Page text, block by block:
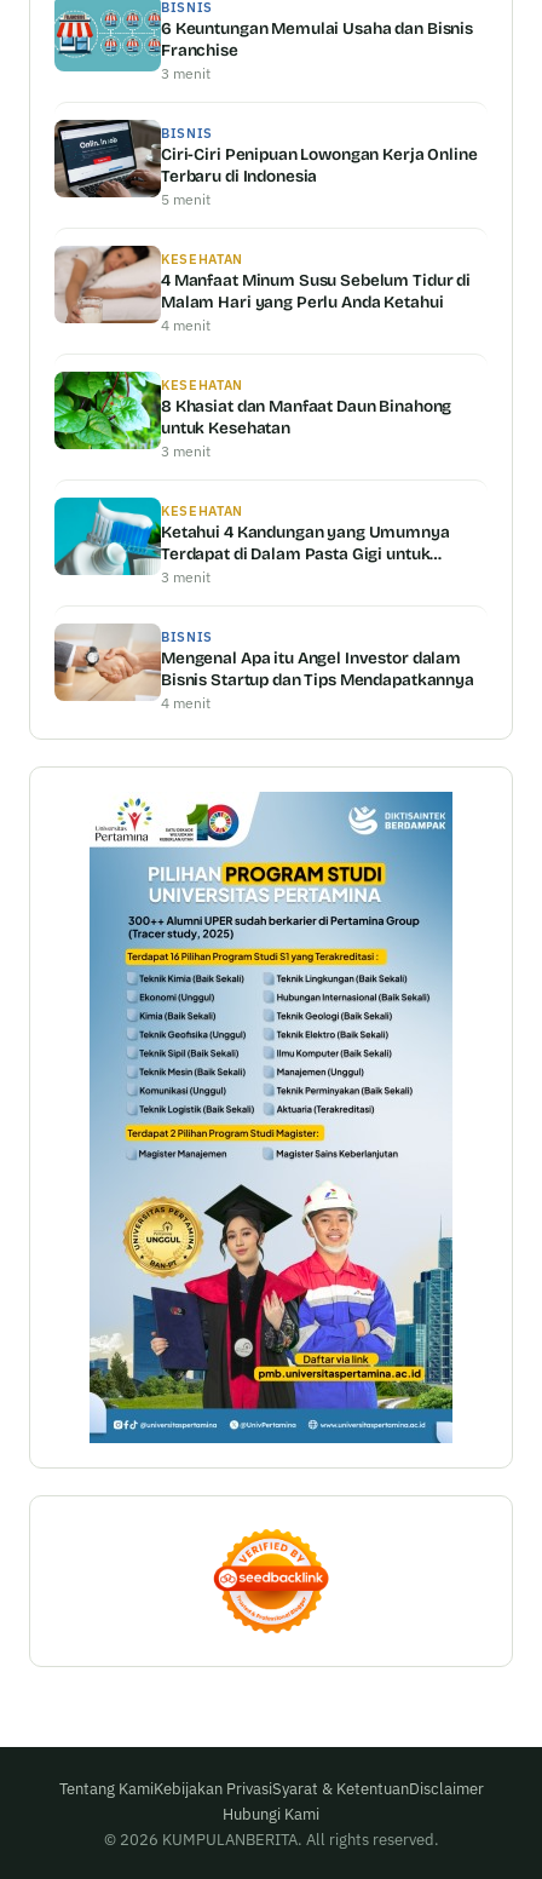
BISNIS
6 Keuntungan Memulai Usaha dan Bisnis
Franchise
3 menit
BISNIS
Ciri-Ciri Penipuan Lowongan Kerja Online
Terbaru di Indonesia
5 menit
KESEHATAN
4 Manfaat Minum Susu Sebelum Tidur di
Malam Hari yang Perlu Anda Ketahui
4 menit
KESEHATAN
8 Khasiat dan Manfaat Daun Binahong
untuk Kesehatan
3 menit
KESEHATAN
Ketahui 4 Kandungan yang Umumnya
Terdapat di Dalam Pasta Gigi untuk
Memutihkan Gigi
3 menit
BISNIS
Mengenal Apa itu Angel Investor dalam
Bisnis Startup dan Tips Mendapatkannya
4 menit
Tentang KamiKebijakan PrivasiSyarat & KetentuanDisclaimer
Hubungi Kami
© 2026 KUMPULANBERITA. All rights reserved.